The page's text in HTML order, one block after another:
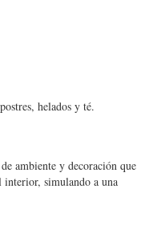
helados y té.
ambiente y decoración que
interior, simulando a una